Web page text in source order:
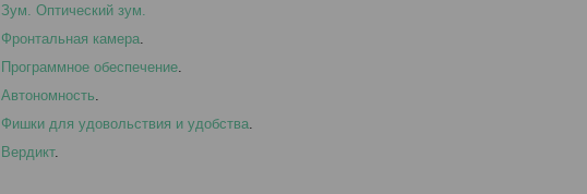
Зум. Оптический зум.
Фронтальная камера.
Программное обеспечение.
Автономность.
Фишки для удовольствия и удобства.
Вердикт.